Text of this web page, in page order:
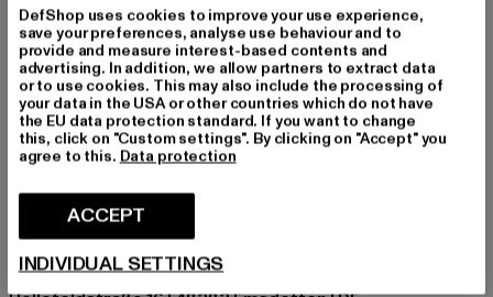
Gelegenheid: Alledaags
Soorten sluitingen: Verborgen ritssluiting
Cut: Slank
Merk: 2Y Premium
Kategori: Slim Fit Jeans
Kleur: blau
Kleur fabrikant: mid blue
Materiële samenstelling: 98% Katoen, 2% Spandex
Art.Nr: 2Y-NP026-01868
Fabrikant: 2Y Premium GmbH |
DefShop uses cookies to improve your use experience,
save your preferences, analyse use behaviour and to
provide and measure interest-based contents and
advertising. In addition, we allow partners to extract data
or to use cookies. This may also include the processing of
your data in the USA or other countries which do not have
the EU data protection standard. If you want to change
this, click on "Custom settings". By clicking on "Accept" you
agree to this. Data protection
ACCEPT
INDIVIDUAL SETTINGS